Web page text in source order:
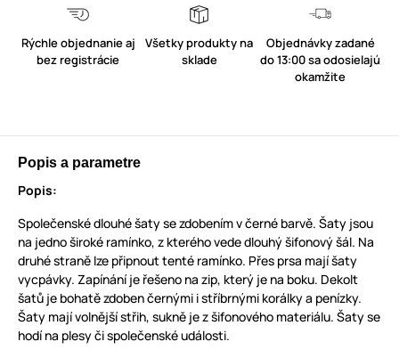
Rýchle objednanie aj
bez registrácie
Všetky produkty na
sklade
Objednávky zadané
do 13:00 sa odosielajú
okamžite
Popis a parametre
Popis:
Společenské dlouhé šaty se zdobením v černé barvě. Šaty jsou
na jedno široké ramínko, z kterého vede dlouhý šifonový šál. Na
druhé straně lze připnout tenté ramínko. Přes prsa mají šaty
vycpávky. Zapínání je řešeno na zip, který je na boku. Dekolt
šatů je bohatě zdoben černými i stříbrnými korálky a penízky.
Šaty mají volnější střih, sukně je z šifonového materiálu. Šaty se
hodí na plesy či společenské události.